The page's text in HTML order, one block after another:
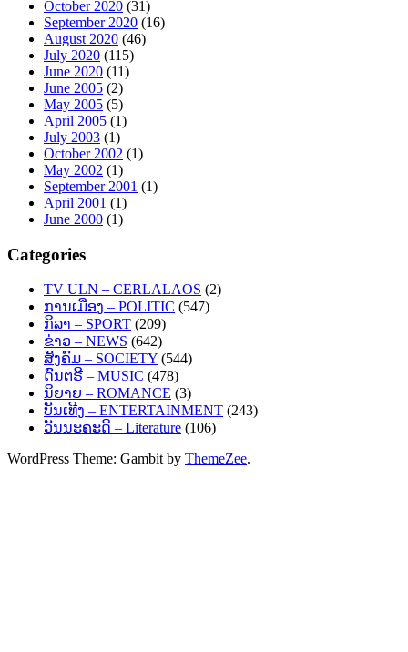
October 2020 (31)
September 2020 (16)
August 2020 (46)
July 2020 (115)
June 2020 (11)
June 2005 (2)
May 2005 (5)
April 2005 (1)
July 2003 (1)
October 2002 (1)
May 2002 (1)
September 2001 (1)
April 2001 (1)
June 2000 (1)
Categories
TV ULN – CERLALAOS (2)
ການເມືອງ – POLITIC (547)
ກິລາ – SPORT (209)
ຂ່າວ – NEWS (642)
ສັງຄົມ – SOCIETY (544)
ດົນຕຣີ – MUSIC (478)
ນິຍາຍ – ROMANCE (3)
ບັນເທີງ – ENTERTAINMENT (243)
ວັນນະຄະດີ – Literature (106)
WordPress Theme: Gambit by ThemeZee.